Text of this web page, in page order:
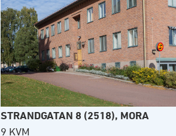
STRANDGATAN 8 (2518), MORA
9 KVM